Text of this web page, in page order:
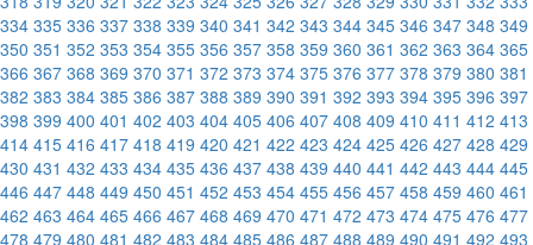
334 335 336 337 338 339 340 341 342 343 344 345 346 347 348 349
350 351 352 353 354 355 356 357 358 359 360 361 362 363 364 365
366 367 368 369 370 371 372 373 374 375 376 377 378 379 380 381
382 383 384 385 386 387 388 389 390 391 392 393 394 395 396 397
398 399 400 401 402 403 404 405 406 407 408 409 410 411 412 413
414 415 416 417 418 419 420 421 422 423 424 425 426 427 428 429
430 431 432 433 434 435 436 437 438 439 440 441 442 443 444 445
446 447 448 449 450 451 452 453 454 455 456 457 458 459 460 461
462 463 464 465 466 467 468 469 470 471 472 473 474 475 476 477
478 479 480 481 482 483 484 485 486 487 488 489 490 491 492 493